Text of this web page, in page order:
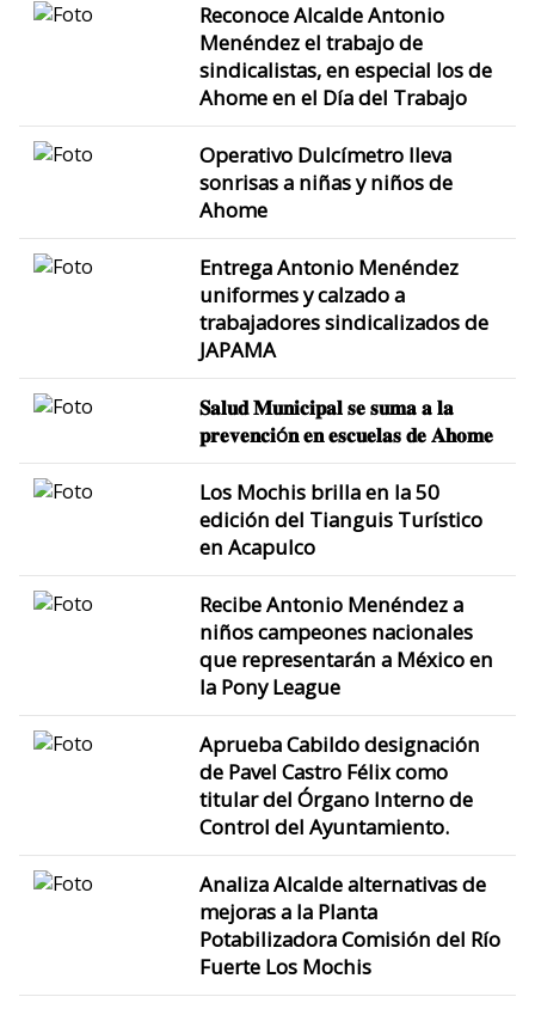
Reconoce Alcalde Antonio
Menéndez el trabajo de
sindicalistas, en especial los de
Ahome en el Día del Trabajo
Operativo Dulcímetro lleva
sonrisas a niñas y niños de
Ahome
Entrega Antonio Menéndez
uniformes y calzado a
trabajadores sindicalizados de
JAPAMA
𝐒𝐚𝐥𝐮𝐝 𝐌𝐮𝐧𝐢𝐜𝐢𝐩𝐚𝐥 𝐬𝐞 𝐬𝐮𝐦𝐚 𝐚 𝐥𝐚
𝐩𝐫𝐞𝐯𝐞𝐧𝐜𝐢ó𝐧 𝐞𝐧 𝐞𝐬𝐜𝐮𝐞𝐥𝐚𝐬 𝐝𝐞 𝐀𝐡𝐨𝐦𝐞
Los Mochis brilla en la 50
edición del Tianguis Turístico
en Acapulco
Recibe Antonio Menéndez a
niños campeones nacionales
que representarán a México en
la Pony League
Aprueba Cabildo designación
de Pavel Castro Félix como
titular del Órgano Interno de
Control del Ayuntamiento.
Analiza Alcalde alternativas de
mejoras a la Planta
Potabilizadora Comisión del Río
Fuerte Los Mochis